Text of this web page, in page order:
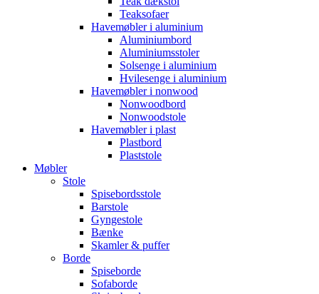
Teaksofaer
Havemøbler i aluminium
Aluminiumbord
Aluminiumsstoler
Solsenge i aluminium
Hvilesenge i aluminium
Havemøbler i nonwood
Nonwoodbord
Nonwoodstole
Havemøbler i plast
Plastbord
Plaststole
Møbler
Stole
Spisebordsstole
Barstole
Gyngestole
Bænke
Skamler & puffer
Borde
Spiseborde
Sofaborde